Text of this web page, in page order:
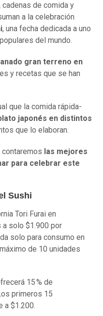
cadenas de comida y
a la celebración
, una fecha dedicada a uno
del mundo.
gran terreno en
y recetas que se han
que la comida rápida-
japonés en distintos
que lo elaboran.
las mejores
para celebrar este
Sushi
Tori Furai en
solo $1.900 por
solo para consumo en
de 10 unidades
15 % de
primeros 15
a $1.200.